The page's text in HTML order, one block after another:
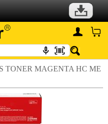
TONER MAGENTA HC ΜΕ